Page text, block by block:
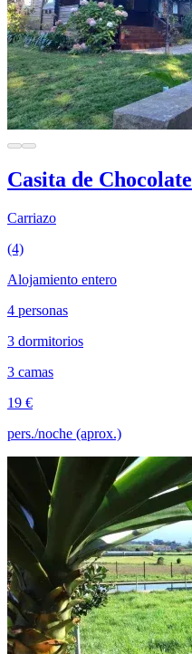
Casita de Chocolate
Carriazo
(4)
Alojamiento entero
4 personas
3 dormitorios
3 camas
19 €
pers./noche (aprox.)